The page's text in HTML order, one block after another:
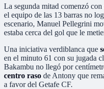
La segunda mitad comenzó con
el equipo de las 13 barras no
escenario, Manuel Pellegrini
estaba cerca del gol que le
Una iniciativa verdiblanca que
en el minuto 61 con su jugada
Bakambu no llegó por
centro raso de Antony que
a favor del Getafe CF.